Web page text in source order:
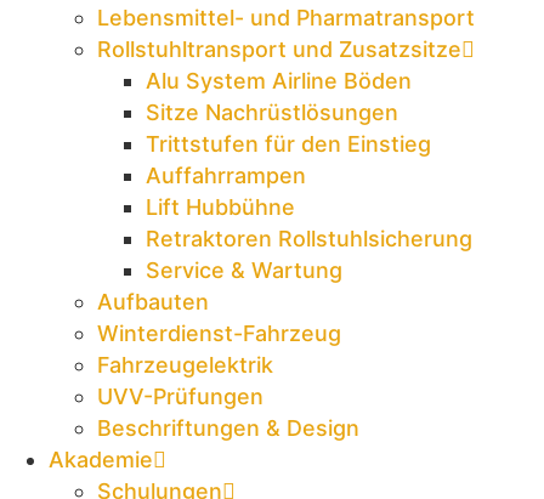
Lebensmittel- und Pharmatransport
Rollstuhltransport und Zusatzsitze
Alu System Airline Böden
Sitze Nachrüstlösungen
Trittstufen für den Einstieg
Auffahrrampen
Lift Hubbühne
Retraktoren Rollstuhlsicherung
Service & Wartung
Aufbauten
Winterdienst-Fahrzeug
Fahrzeugelektrik
UVV-Prüfungen
Beschriftungen & Design
Akademie
Schulungen